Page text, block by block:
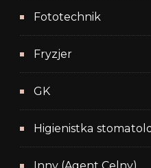
Fototechnik
Fryzjer
GK
Higienistka